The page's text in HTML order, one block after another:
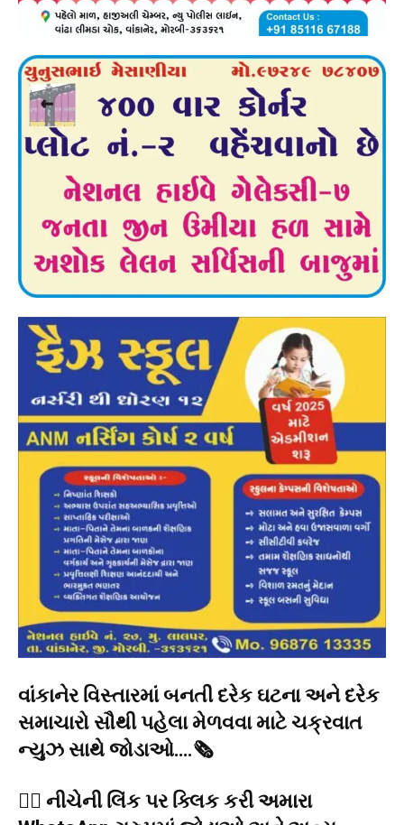
વાંકાનેર વિસ્તારમાં બનતી દરેક ઘટના અને દરેક
સમાચારો સૌથી પહેલા મેળવવા માટે ચક્રવાત
ન્યુઝ સાથે જોડાઓ….🗞️
👉🏻 નીચેની લિંક પર ક્લિક કરી અમારા